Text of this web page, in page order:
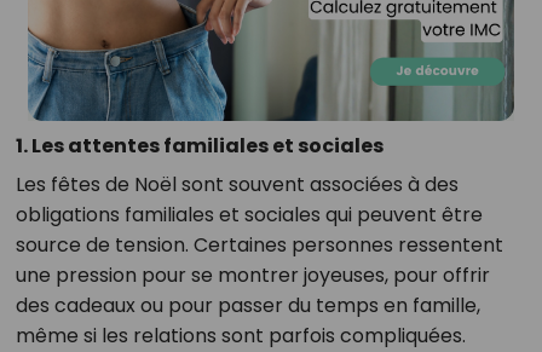
1. Les attentes familiales et sociales
Les fêtes de Noël sont souvent associées à des
obligations familiales et sociales qui peuvent être
source de tension. Certaines personnes ressentent
une pression pour se montrer joyeuses, pour offrir
des cadeaux ou pour passer du temps en famille,
même si les relations sont parfois compliquées.